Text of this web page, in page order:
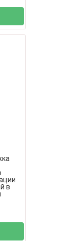
в